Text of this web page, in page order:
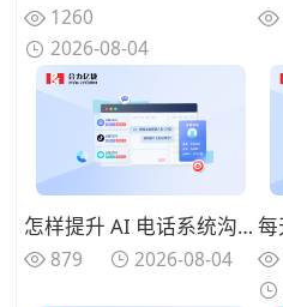
1260
2026-08-04
怎样提升 AI 电话系统沟通效果？优化对话逻辑提高客户响应体验
879 2026-08-04